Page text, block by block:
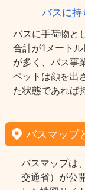
バスに持
バスに手荷物と
合計が1メート
が多く、バス事
ペットは顔を出
た状態であれば
バスマップ
バスマップは
交通省）が公